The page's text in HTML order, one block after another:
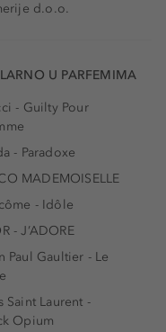
d.o.o.
U PARFEMIMA
- Guilty Pour
- Paradoxe
MADEMOISELLE
- Idôle
- J’ADORE
Paul Gaultier - Le
Saint Laurent -
Opium